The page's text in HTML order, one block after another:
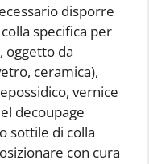
disporre
specifica per
oggetto da
ceramica),
vernice
decoupage
sottile di colla
con cura